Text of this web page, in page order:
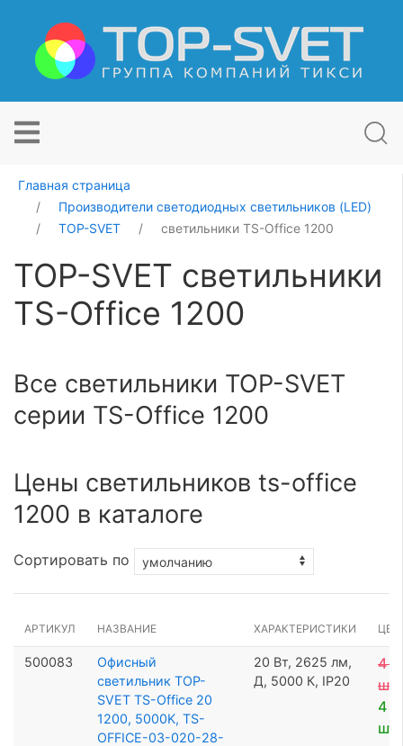
Главная страница
Производители светодиодных светильников (LED)
TOP-SVET
светильники TS-Office 1200
TOP-SVET светильники
TS-Office 1200
Все светильники TOP-SVET
серии TS-Office 1200
Цены светильников ts-office
1200 в каталоге
Сортировать по
АРТИКУЛ НАЗВАНИЕ ХАРАКТЕРИСТИКИ
500083
Офисный
светильник TOP-
SVET TS-Office 20
1200, 5000K, TS-
OFFICE-03-020-28-
20 Вт, 2625 лм,
Д, 5000 К, IP20
4
шт
4
шт